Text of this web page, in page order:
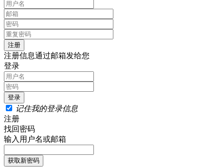
注册信息通过邮箱发给您
登录
记住我的登录信息
注册
找回密码
输入用户名或邮箱